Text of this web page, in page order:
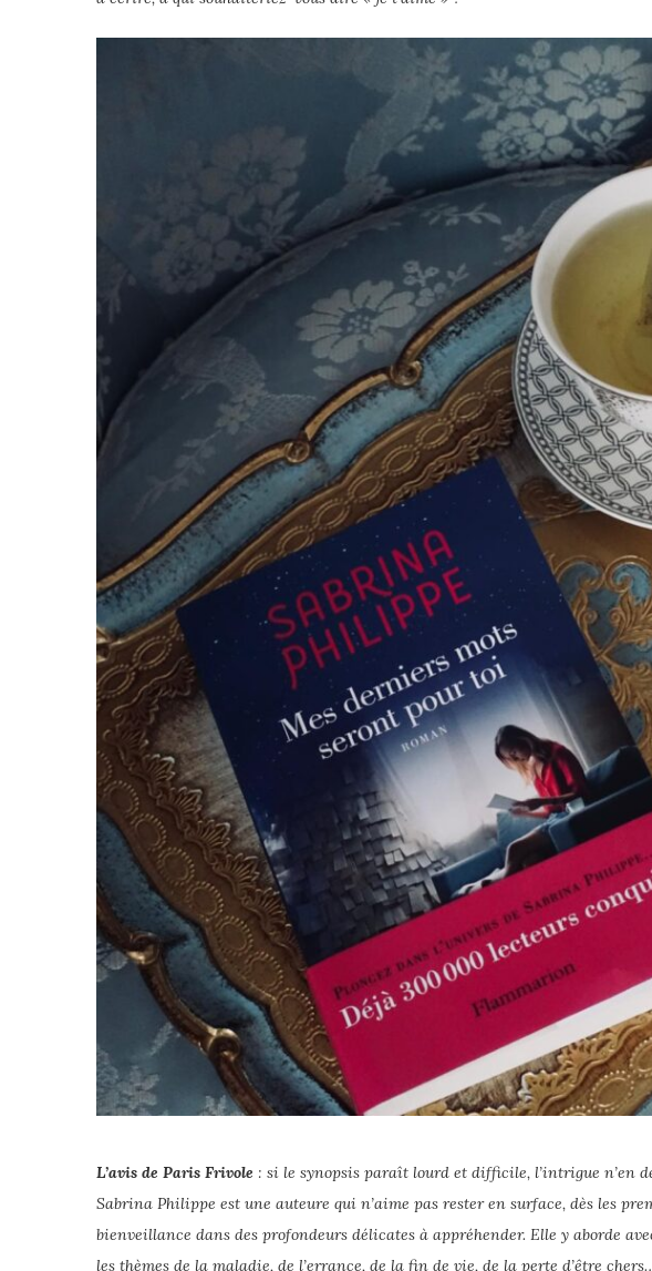
L’avis de Paris Frivole : si le synopsis paraît lourd et difficile, l’intrigue n’en
Sabrina Philippe est une auteure qui n’aime pas rester en surface, dès les
bienveillance dans des profondeurs délicates à appréhender. Elle y aborde
les thèmes de la maladie, de l’errance, de la fin de vie, de la perte d’être